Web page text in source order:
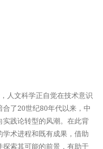
人文科学正自觉在技术意识
了20世纪80年代以来，中
践论转型的风潮。在此背
术进程和既有成果，借助
索其可能的前景，有助于